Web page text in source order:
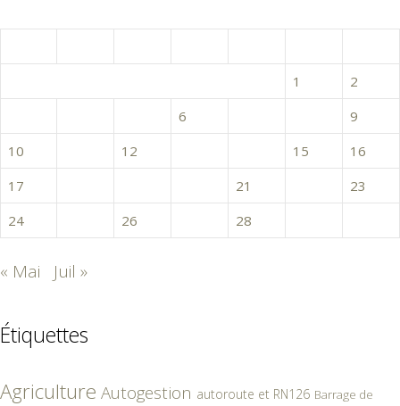
1
2
6
9
10
12 15
16
17
21
23
24
26 28
« Mai Juil »
Étiquettes
Agriculture Autogestion autoroute et RN126 Barrage de